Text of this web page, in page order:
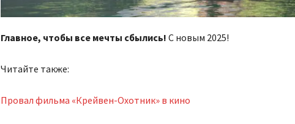
Главное, чтобы все мечты сбылись! С новым 2025!
Читайте также:
Провал фильма «Крейвен-Охотник» в кино